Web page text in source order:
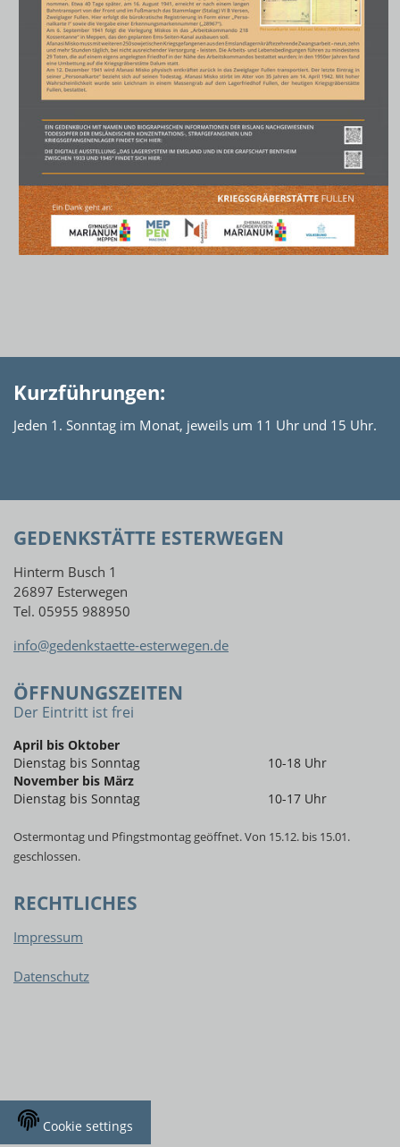
Kurzführungen:
Jeden 1. Sonntag im Monat, jeweils um 11 Uhr und 15 Uhr.
GEDENKSTÄTTE ESTERWEGEN
Hinterm Busch 1
26897 Esterwegen
Tel. 05955 988950
info@gedenkstaette-esterwegen.de
ÖFFNUNGSZEITEN
Der Eintritt ist frei
April bis Oktober
Dienstag bis Sonntag
10-18 Uhr
November bis März
Dienstag bis Sonntag
10-17 Uhr
Ostermontag und Pfingstmontag geöffnet. Von 15.12. bis 15.01.
geschlossen.
RECHTLICHES
Impressum
Datenschutz
Cookie settings